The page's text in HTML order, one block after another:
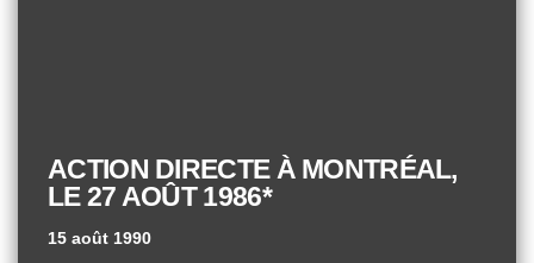
ACTION DIRECTE À MONTRÉAL,
LE 27 AOÛT 1986*
15 août 1990